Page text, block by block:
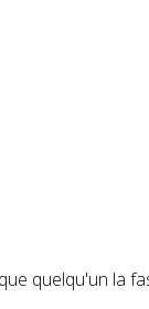
quelqu'un la